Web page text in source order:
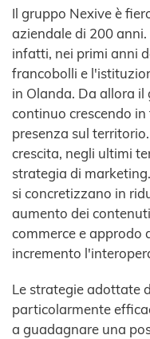
Il gruppo Nexive è
aziendale di 200
infatti, nei primi anni
francobolli e
in Olanda. Da allora
continuo crescendo
presenza sul
crescita, negli ultimi
strategia di
si concretizzano in
aumento dei
commerce e approdo
incremento
Le strategie adottate
particolarmente
a guadagnare una